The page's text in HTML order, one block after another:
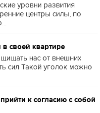
уровни развития
центры силы, по
в своей квартире
нас от внешних
сил Такой уголок можно
к согласию с собой